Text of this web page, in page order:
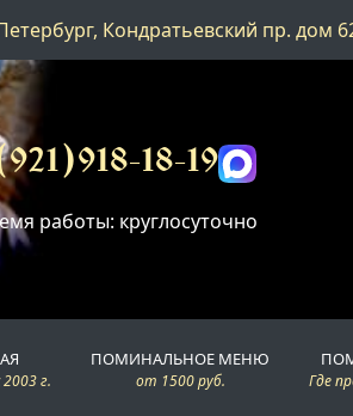
Кондратьевский пр. дом
меню
залы
18-19
работы: круглосуточно
г.
ПОМИНАЛЬНОЕ МЕНЮ
от 1500 руб. Где